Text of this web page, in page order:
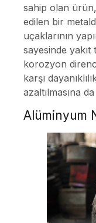
sahip olan
edilen bir
uçaklarının
sayesinde
korozyon
karşı
azaltılmasına
Alüminyum